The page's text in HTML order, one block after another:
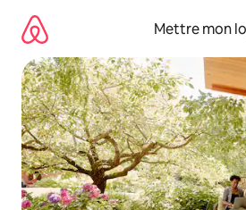
directement
contenu
Mettre mon